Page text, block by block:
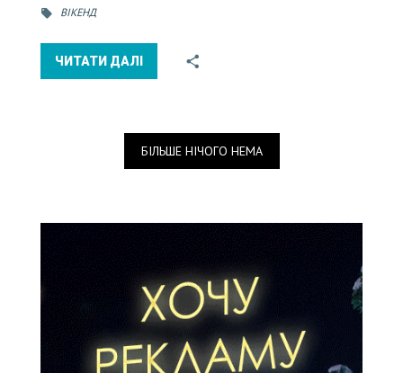
ВІКЕНД
ЧИТАТИ ДАЛІ
БІЛЬШЕ НІЧОГО НЕМА